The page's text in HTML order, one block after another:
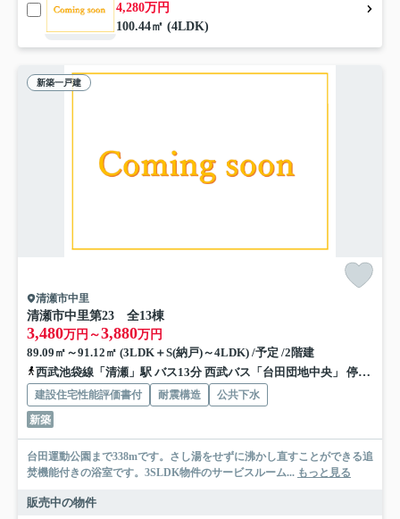
4,280万円
100.44㎡ (4LDK)
新築一戸建
清瀬市中里
清瀬市中里第23 全13棟
3,480万円～3,880万円
89.09㎡～91.12㎡ (3LDK＋S(納戸)～4LDK) /予定 /2階建
西武池袋線「清瀬」駅 バス13分 西武バス「台田団地中央」 停歩3分
建設住宅性能評価書付 耐震構造
公共下水
新築
台田運動公園まで338mです。さし湯をせずに沸かし直すことができる追
焚機能付きの浴室です。3SLDK物件のサービスルーム... もっと見る
販売中の物件